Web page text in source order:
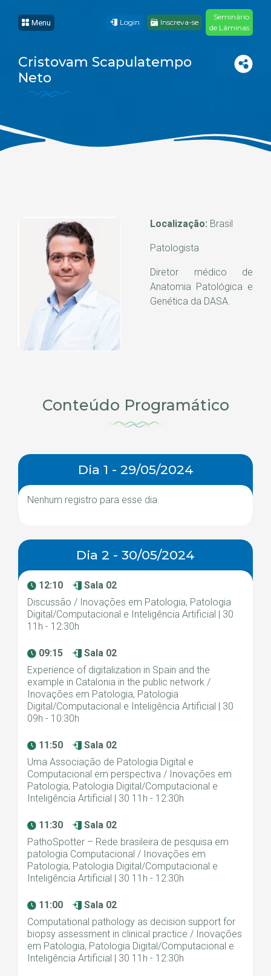
Cristovam Scapulatempo
Neto
Menu Login Inscreva-se
Seminário
de Lâminas
Localização: Brasil
Patologista
Diretor médico de
Anatomia Patológica e
Genética da DASA.
Conteúdo Programático
Dia 1 - 29/05/2024
Nenhum registro para esse dia.
Dia 2 - 30/05/2024
12:10
Sala 02
Discussão / Inovações em Patologia, Patologia
Digital/Computacional e Inteligência Artificial | 30
11h - 12:30h
09:15
Sala 02
Experience of digitalization in Spain and the
example in Catalonia in the public network /
Inovações em Patologia, Patologia
Digital/Computacional e Inteligência Artificial | 30
09h - 10:30h
11:50
Sala 02
Uma Associação de Patologia Digital e
Computacional em perspectiva / Inovações em
Patologia, Patologia Digital/Computacional e
Inteligência Artificial | 30 11h - 12:30h
11:30
Sala 02
PathoSpotter – Rede brasileira de pesquisa em
patologia Computacional / Inovações em
Patologia, Patologia Digital/Computacional e
Inteligência Artificial | 30 11h - 12:30h
11:00
Sala 02
Computational pathology as decision support for
biopsy assessment in clinical practice / Inovações
em Patologia, Patologia Digital/Computacional e
Inteligência Artificial | 30 11h - 12:30h